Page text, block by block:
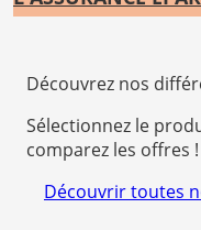
Découvrez nos
Sélectionnez le
comparez les offres !
Découvrir toutes